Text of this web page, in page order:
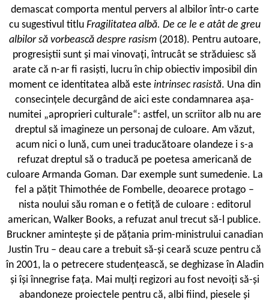
demascat comporta mentul pervers al albilor într-o carte
cu sugestivul titlu Fragilitatea albă. De ce le e atât de greu
albilor să vorbească despre rasism (2018). Pentru autoare,
progresiștii sunt și mai vinovați, întrucât se străduiesc să
arate că n-ar fi rasiști, lucru în chip obiectiv imposibil din
moment ce identitatea albă este intrinsec rasistă. Una din
consecințele decurgând de aici este condamnarea așa-
numitei „aproprieri culturale“: astfel, un scriitor alb nu are
dreptul să imagineze un personaj de culoare. Am văzut,
acum nici o lună, cum unei traducătoare olandeze i s-a
refuzat dreptul să o traducă pe poetesa americană de
culoare Armanda Goman. Dar exemple sunt sumedenie. La
fel a pățit Thimothée de Fombelle, deoarece protago –
nista noului său roman e o fetiță de culoare : editorul
american, Walker Books, a refuzat anul trecut să-l publice.
Bruckner amintește și de pățania prim-ministrului canadian
Justin Tru – deau care a trebuit să-și ceară scuze pentru că
în 2001, la o petrecere studențească, se deghizase în Aladin
și își înnegrise fața. Mai mulți regizori au fost nevoiți să-și
abandoneze proiectele pentru că, albi fiind, piesele și